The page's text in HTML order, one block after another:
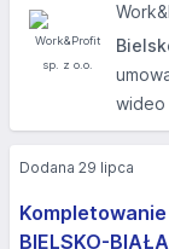
wideo
BIELSKO-
Dodana 29 lipca